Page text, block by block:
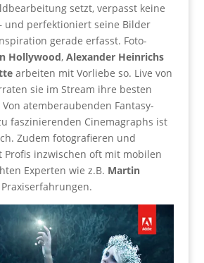
setzt, verpasst keine
und perfektioniert seine Bilder
gerade erfasst. Foto-
Hollywood, Alexander Heinrichs
arbeiten mit Vorliebe so. Live von
sie im Stream ihre besten
atemberaubenden Fantasy-
faszinierenden Cinemagraphs ist
Zudem fotografieren und
Profis inzwischen oft mit mobilen
Experten wie z.B. Martin